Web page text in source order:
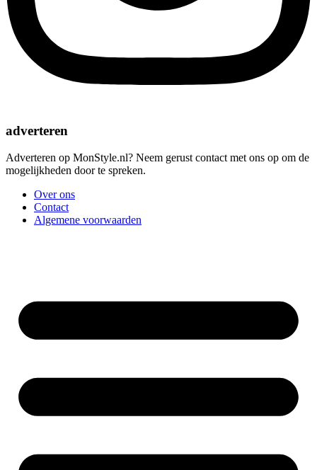
adverteren
Adverteren op MonStyle.nl? Neem gerust contact met ons op om de
mogelijkheden door te spreken.
Over ons
Contact
Algemene voorwaarden